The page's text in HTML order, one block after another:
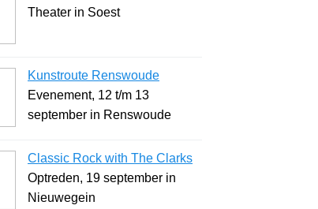
Theater in Soest
Kunstroute Renswoude
Evenement, 12 t/m 13
september in Renswoude
Classic Rock with The Clarks
Optreden, 19 september in
Nieuwegein